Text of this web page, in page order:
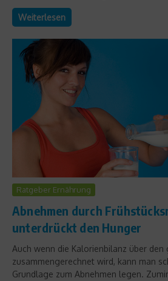
Weiterlesen
Ratgeber Ernährung
Abnehmen durch
unterdrückt den Hunger
Auch wenn die Kalorienbilanz über
zusammengerechnet wird, kann man
Grundlage zum Abnehmen legen.